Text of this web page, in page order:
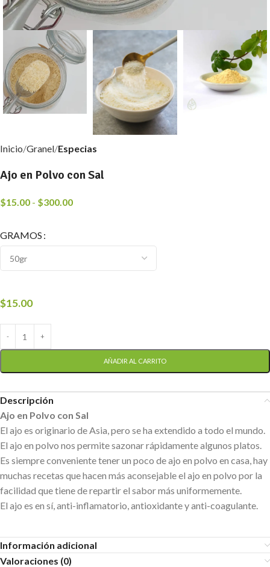
Inicio Granel Especias
Ajo en Polvo con Sal
$15.00 - $300.00
GRAMOS
$15.00
AÑADIR AL CARRITO
Descripción
Ajo en Polvo con Sal
El ajo es originario de Asia, pero se ha extendido a todo el mundo.
El ajo en polvo nos permite sazonar rápidamente algunos platos.
Es siempre conveniente tener un poco de ajo en polvo en casa, hay
muchas recetas que hacen más aconsejable el ajo en polvo por la
facilidad que tiene de repartir el sabor más uniformemente.
El ajo es en sí, anti-inflamatorio, antioxidante y anti-coagulante.
Información adicional
Valoraciones (0)